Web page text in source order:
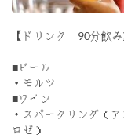
【ドリンク 90分飲
■ビール
・モルツ
■ワイン
・スパークリング（
ロゼ）